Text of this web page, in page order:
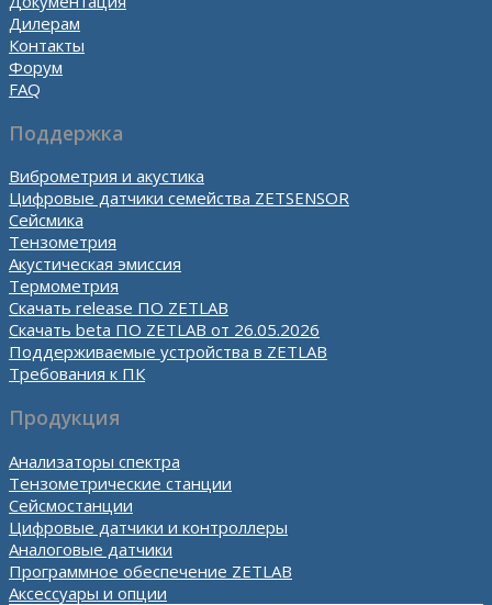
Дилерам
Контакты
Форум
FAQ
Поддержка
Виброметрия и акустика
Цифровые датчики семейства ZETSENSOR
Сейсмика
Тензометрия
Акустическая эмиссия
Термометрия
Скачать release ПО ZETLAB
Скачать beta ПО ZETLAB от 26.05.2026
Поддерживаемые устройства в ZETLAB
Требования к ПК
Продукция
Анализаторы спектра
Тензометрические станции
Сейсмостанции
Цифровые датчики и контроллеры
Аналоговые датчики
Программное обеспечение ZETLAB
Аксессуары и опции